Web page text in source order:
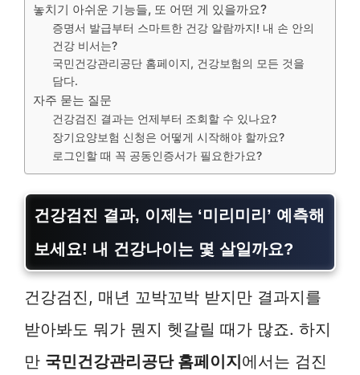
놓치기 아쉬운 기능들, 또 어떤 게 있을까요?
증명서 발급부터 스마트한 건강 알람까지! 내 손 안의
건강 비서는?
국민건강관리공단 홈페이지, 건강보험의 모든 것을
담다.
자주 묻는 질문
건강검진 결과는 언제부터 조회할 수 있나요?
장기요양보험 신청은 어떻게 시작해야 할까요?
로그인할 때 꼭 공동인증서가 필요한가요?
건강검진 결과, 이제는 ‘미리미리’ 예측해
보세요! 내 건강나이는 몇 살일까요?
건강검진, 매년 꼬박꼬박 받지만 결과지를
받아봐도 뭐가 뭔지 헷갈릴 때가 많죠. 하지
만 국민건강관리공단 홈페이지에서는 검진